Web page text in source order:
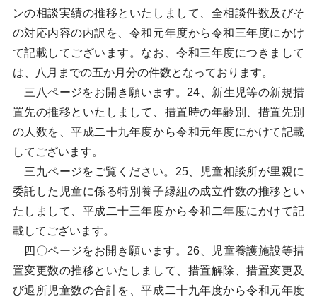
ンの相談実績の推移といたしまして、全相談件数及びそ
の対応内容の内訳を、令和元年度から令和三年度にかけ
て記載してございます。なお、令和三年度につきまして
は、八月までの五か月分の件数となっております。
三八ページをお開き願います。24、新生児等の新規措
置先の推移といたしまして、措置時の年齢別、措置先別
の人数を、平成二十九年度から令和元年度にかけて記載
してございます。
三九ページをご覧ください。25、児童相談所が里親に
委託した児童に係る特別養子縁組の成立件数の推移とい
たしまして、平成二十三年度から令和二年度にかけて記
載してございます。
四〇ページをお開き願います。26、児童養護施設等措
置変更数の推移といたしまして、措置解除、措置変更及
び退所児童数の合計を、平成二十九年度から令和元年度